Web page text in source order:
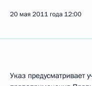
20 мая 2011 года 12:00
Указ предусматривает